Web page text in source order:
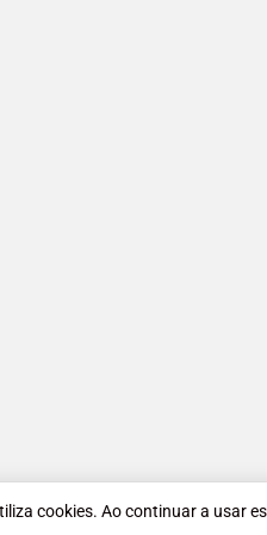
cookies. Ao continuar a usar